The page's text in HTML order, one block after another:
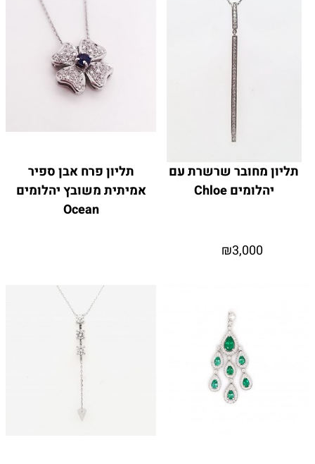
תליון מחובר שרשרת עם
יהלומים Chloe
₪3,000
תליון פרח אבן ספיר
אמיתית משובץ יהלומים
Ocean